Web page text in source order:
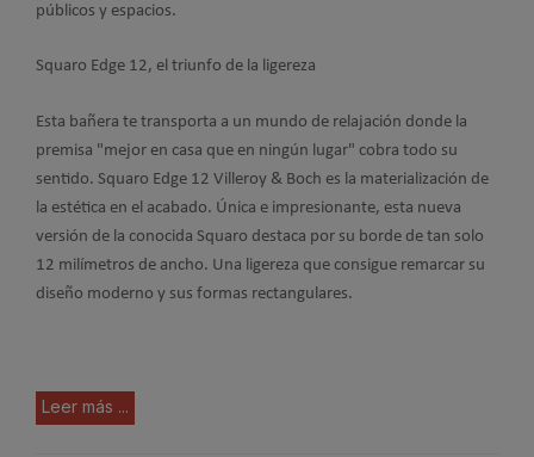
públicos y espacios.
Squaro Edge 12, el triunfo de la ligereza
Esta bañera te transporta a un mundo de relajación donde la
premisa "mejor en casa que en ningún lugar" cobra todo su
sentido. Squaro Edge 12 Villeroy & Boch es la materialización de
la estética en el acabado. Única e impresionante, esta nueva
versión de la conocida Squaro destaca por su borde de tan solo
12 milímetros de ancho. Una ligereza que consigue remarcar su
diseño moderno y sus formas rectangulares.
Leer más ...